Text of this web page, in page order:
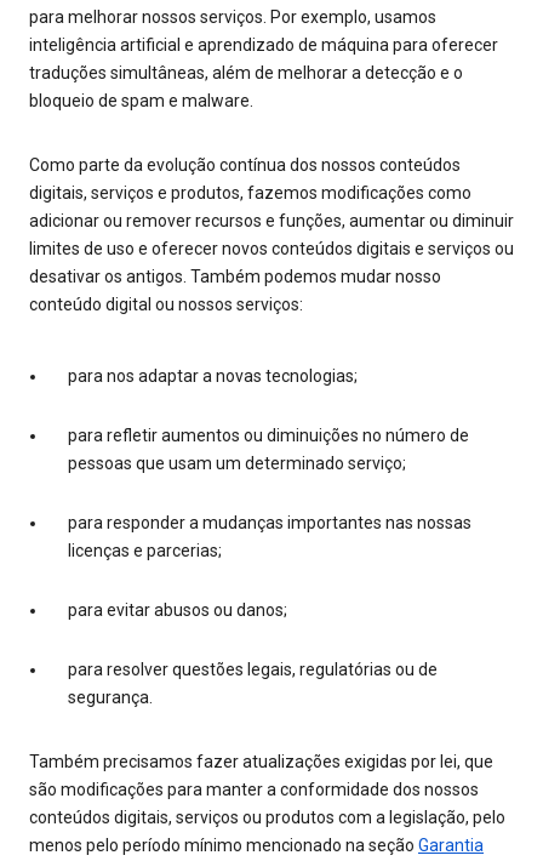
para melhorar nossos serviços. Por exemplo, usamos
inteligência artificial e aprendizado de máquina para oferecer
traduções simultâneas, além de melhorar a detecção e o
bloqueio de spam e malware.
Como parte da evolução contínua dos nossos conteúdos
digitais, serviços e produtos, fazemos modificações como
adicionar ou remover recursos e funções, aumentar ou diminuir
limites de uso e oferecer novos conteúdos digitais e serviços ou
desativar os antigos. Também podemos mudar nosso
conteúdo digital ou nossos serviços:
para nos adaptar a novas tecnologias;
para refletir aumentos ou diminuições no número de
pessoas que usam um determinado serviço;
para responder a mudanças importantes nas nossas
licenças e parcerias;
para evitar abusos ou danos;
para resolver questões legais, regulatórias ou de
segurança.
Também precisamos fazer atualizações exigidas por lei, que
são modificações para manter a conformidade dos nossos
conteúdos digitais, serviços ou produtos com a legislação, pelo
menos pelo período mínimo mencionado na seção Garantia